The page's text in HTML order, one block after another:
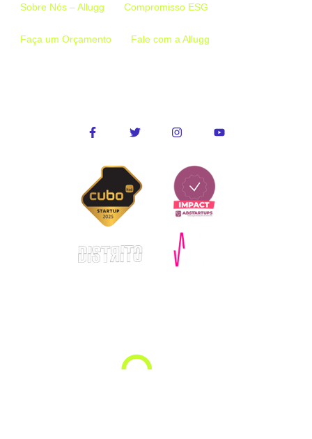
Sobre Nós – Allugg Compromisso ESG
Faça um Orçamento Fale com a Allugg